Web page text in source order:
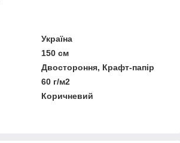
Україна
150 см
Двостороння, Крафт-папір
60 г/м2
Коричневий